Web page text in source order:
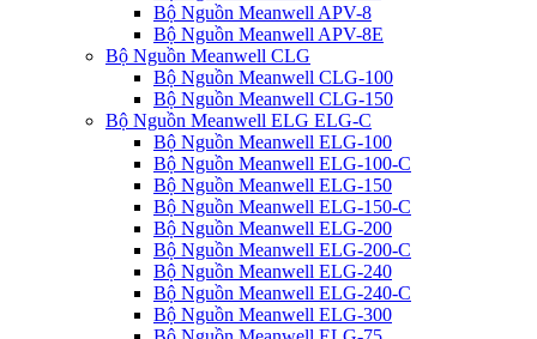
Bộ Nguồn Meanwell APV-8
Bộ Nguồn Meanwell APV-8E
Bộ Nguồn Meanwell CLG
Bộ Nguồn Meanwell CLG-100
Bộ Nguồn Meanwell CLG-150
Bộ Nguồn Meanwell ELG ELG-C
Bộ Nguồn Meanwell ELG-100
Bộ Nguồn Meanwell ELG-100-C
Bộ Nguồn Meanwell ELG-150
Bộ Nguồn Meanwell ELG-150-C
Bộ Nguồn Meanwell ELG-200
Bộ Nguồn Meanwell ELG-200-C
Bộ Nguồn Meanwell ELG-240
Bộ Nguồn Meanwell ELG-240-C
Bộ Nguồn Meanwell ELG-300